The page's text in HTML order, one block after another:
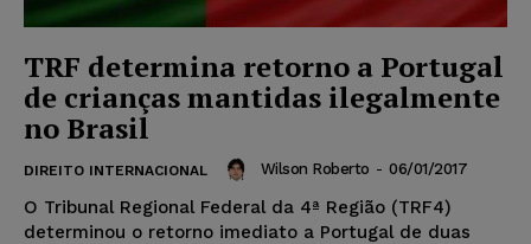
TRF determina retorno a Portugal
de crianças mantidas ilegalmente
no Brasil
DIREITO INTERNACIONAL Wilson Roberto - 06/01/2017
O Tribunal Regional Federal da 4ª Região (TRF4)
determinou o retorno imediato a Portugal de duas